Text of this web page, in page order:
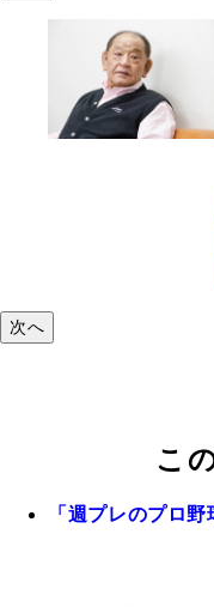
次へ
こ
「週プレのプロ野